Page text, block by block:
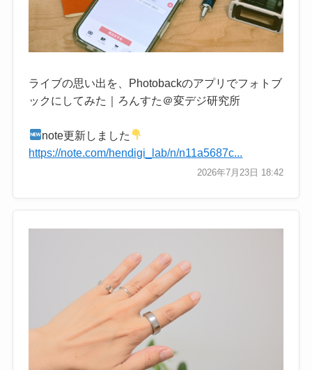
ライブの思い出を、Photobackのアプリでフォトブ
ックにしてみた｜ろんすた＠変デジ研究所
note更新しました
https://note.com/hendigi_lab/n/n11a5687c...
2026年7月23日 18:42